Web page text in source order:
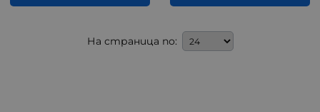
На страница по: